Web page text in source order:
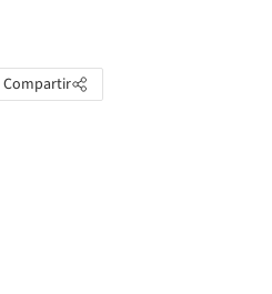
Compartir